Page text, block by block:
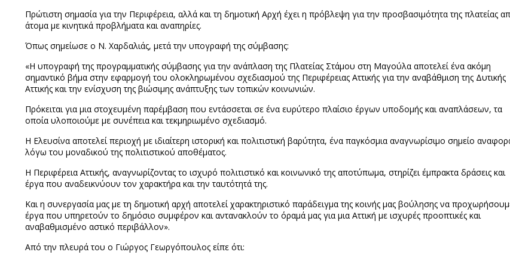
Πρώτιστη σημασία για την Περιφέρεια, αλλά και τη δημοτική Αρχή έχει η πρόβλεψη για την προσβασιμότητα της πλατείας
άτομα με κινητικά προβλήματα και αναπηρίες.
Όπως σημείωσε ο Ν. Χαρδαλιάς, μετά την υπογραφή της σύμβασης:
«Η υπογραφή της προγραμματικής σύμβασης για την ανάπλαση της Πλατείας Στάμου στη Μαγούλα αποτελεί ένα ακόμη
σημαντικό βήμα στην εφαρμογή του ολοκληρωμένου σχεδιασμού της Περιφέρειας Αττικής για την αναβάθμιση της Δυτικής
Αττικής και την ενίσχυση της βιώσιμης ανάπτυξης των τοπικών κοινωνιών.
Πρόκειται για μια στοχευμένη παρέμβαση που εντάσσεται σε ένα ευρύτερο πλαίσιο έργων υποδομής και αναπλάσεων, τα
οποία υλοποιούμε με συνέπεια και τεκμηριωμένο σχεδιασμό.
Η Ελευσίνα αποτελεί περιοχή με ιδιαίτερη ιστορική και πολιτιστική βαρύτητα, ένα παγκόσμια αναγνωρίσιμο σημείο
λόγω του μοναδικού της πολιτιστικού αποθέματος.
Η Περιφέρεια Αττικής, αναγνωρίζοντας το ισχυρό πολιτιστικό και κοινωνικό της αποτύπωμα, στηρίζει έμπρακτα δράσεις και
έργα που αναδεικνύουν τον χαρακτήρα και την ταυτότητά της.
Και η συνεργασία μας με τη δημοτική αρχή αποτελεί χαρακτηριστικό παράδειγμα της κοινής μας βούλησης να
έργα που υπηρετούν το δημόσιο συμφέρον και αντανακλούν το όραμά μας για μια Αττική με ισχυρές προοπτικές και
αναβαθμισμένο αστικό περιβάλλον».
Από την πλευρά του ο Γιώργος Γεωργόπουλος είπε ότι: